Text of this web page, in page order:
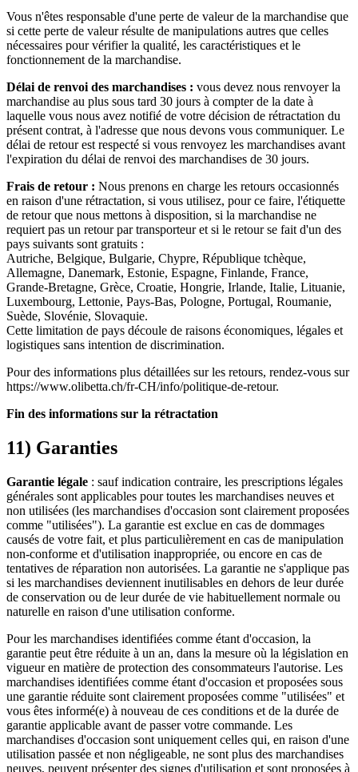
Vous n'êtes responsable d'une perte de valeur de la marchandise que
si cette perte de valeur résulte de manipulations autres que celles
nécessaires pour vérifier la qualité, les caractéristiques et le
fonctionnement de la marchandise.
Délai de renvoi des marchandises : vous devez nous renvoyer la
marchandise au plus sous tard 30 jours à compter de la date à
laquelle vous nous avez notifié de votre décision de rétractation du
présent contrat, à l'adresse que nous devons vous communiquer. Le
délai de retour est respecté si vous renvoyez les marchandises avant
l'expiration du délai de renvoi des marchandises de 30 jours.
Frais de retour : Nous prenons en charge les retours occasionnés
en raison d'une rétractation, si vous utilisez, pour ce faire, l'étiquette
de retour que nous mettons à disposition, si la marchandise ne
requiert pas un retour par transporteur et si le retour se fait d'un des
pays suivants sont gratuits :
Autriche, Belgique, Bulgarie, Chypre, République tchèque,
Allemagne, Danemark, Estonie, Espagne, Finlande, France,
Grande-Bretagne, Grèce, Croatie, Hongrie, Irlande, Italie, Lituanie,
Luxembourg, Lettonie, Pays-Bas, Pologne, Portugal, Roumanie,
Suède, Slovénie, Slovaquie.
Cette limitation de pays découle de raisons économiques, légales et
logistiques sans intention de discrimination.
Pour des informations plus détaillées sur les retours, rendez-vous sur
https://www.olibetta.ch/fr-CH/info/politique-de-retour.
Fin des informations sur la rétractation
11) Garanties
Garantie légale : sauf indication contraire, les prescriptions légales
générales sont applicables pour toutes les marchandises neuves et
non utilisées (les marchandises d'occasion sont clairement proposées
comme "utilisées"). La garantie est exclue en cas de dommages
causés de votre fait, et plus particulièrement en cas de manipulation
non-conforme et d'utilisation inappropriée, ou encore en cas de
tentatives de réparation non autorisées. La garantie ne s'applique pas
si les marchandises deviennent inutilisables en dehors de leur durée
de conservation ou de leur durée de vie habituellement normale ou
naturelle en raison d'une utilisation conforme.
Pour les marchandises identifiées comme étant d'occasion, la
garantie peut être réduite à un an, dans la mesure où la législation en
vigueur en matière de protection des consommateurs l'autorise. Les
marchandises identifiées comme étant d'occasion et proposées sous
une garantie réduite sont clairement proposées comme "utilisées" et
vous êtes informé(e) à nouveau de ces conditions et de la durée de
garantie applicable avant de passer votre commande. Les
marchandises d'occasion sont uniquement celles qui, en raison d'une
utilisation passée et non négligeable, ne sont plus des marchandises
neuves, peuvent présenter des signes d'utilisation et sont proposées à